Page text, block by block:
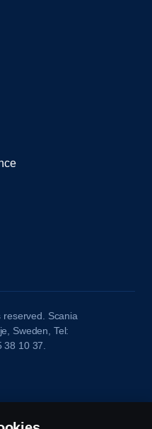
Scania
Sweden, Tel:
10 37.